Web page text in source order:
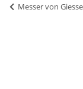
Messer von